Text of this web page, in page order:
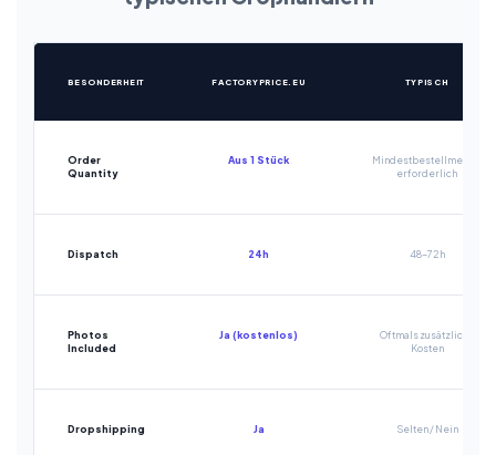
BESONDERHEIT FACTORYPRICE.EU TYPISCH
Order
Quantity
Aus 1 Stück
Mindestbestellmenge
erforderlich
Dispatch 24h 48-72h
Photos
Included
Ja (kostenlos)
Oftmals zusätzliche
Kosten
Dropshipping Ja Selten / Nein